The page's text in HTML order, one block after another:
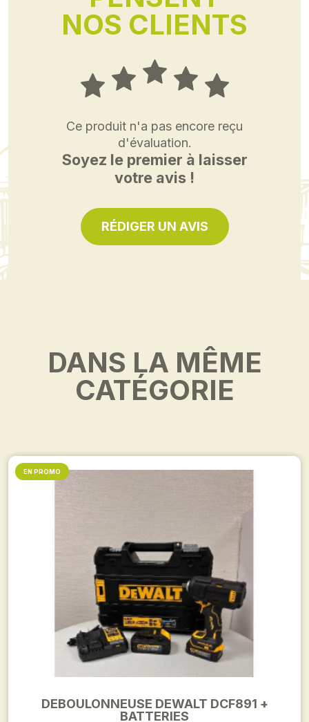
NOS CLIENTS
Ce produit n'a pas encore reçu
d'évaluation.
Soyez le premier à laisser
votre avis !
RÉDIGER UN AVIS
DANS LA MÊME
CATÉGORIE
DEBOULONNEUSE DEWALT DCF891 +
BATTERIES
EN PROMO